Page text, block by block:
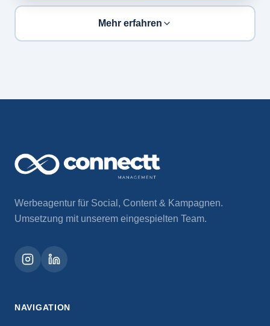
Mehr erfahren
Werbeagentur für Social, Content & Kampagnen.
Umsetzung mit unserem eingespielten Team.
NAVIGATION